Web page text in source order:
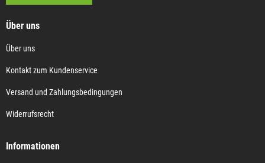
Über uns
Über uns
Kontakt zum Kundenservice
Versand und Zahlungsbedingungen
Widerrufsrecht
Informationen